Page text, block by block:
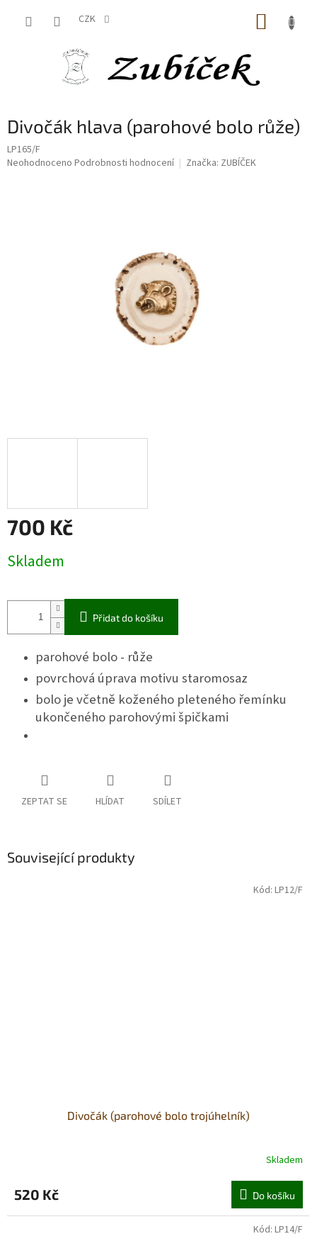
CZK
Divočák hlava (parohové bolo růže)
LP165/F
Průměrné
Neohodnoceno Podrobnosti hodnocení Značka: ZUBÍČEK
700 Kč
cena:
Skladem
Přidat do košíku
parohové bolo - růže
povrchová úprava motivu staromosaz
bolo je včetně koženého pleteného řemínku
ukončeného parohovými špičkami
ZEPTAT SE HLÍDAT SDÍLET
Související produkty
Divočák (parohové bolo trojúhelník)
Skladem
520 Kč Do košíku
Kód: LP12/F
Kód: LP14/F